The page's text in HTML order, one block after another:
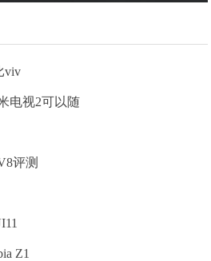
viv
电视2可以随
评测
Z1